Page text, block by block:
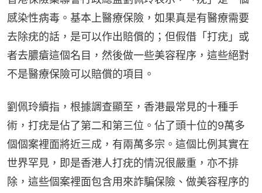
感染性病毒。基本上醫療保險，如果真是有醫療需要
去除疣的話，是可以作出賠償的；但假借「打疣」或
者去膿瘡這個名目，然後做一些美容程序，這些絕對
不是醫療保險可以賠償的項目。
劉佩玲續指，根據調查顯至，香港最常見的十種手
術，打疣是佔了第二和第三位。佔了頭十位的9萬多
個個案裡面將近三成，有兩萬多宗。這個比例其實在
世界罕見，即是香港人打疣的情況很嚴重，亦不排
除，這些個案裡面包含用來詐騙保險、做美容程序的